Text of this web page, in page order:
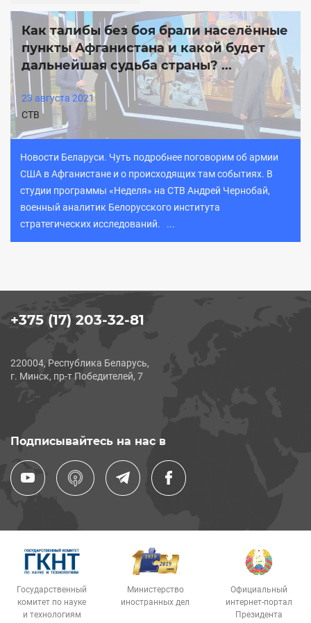
Как талибы без боя брали населённые
пункты Афганистана и какой будет
дальнейшая судьба страны? ...
23 августа 2021
СТВ
Новости Беларуси. Чуть подробнее поговорим об армии
США в Афганистане и о происходящих там событиях. В
студии программы «Неделя» на СТВ Андрей Чернобай,
военный аналитик Белорусского института
стратегических исследований. ...
+375 (17) 203-32-81
220004, Республика Беларусь,
г. Минск, пр-т Победителей, 7
Подписывайтесь на нас в
Государственный
комитет по науке
и технологиям
Министерство
иностранных дел
Официальный
интернет-портал
Президента